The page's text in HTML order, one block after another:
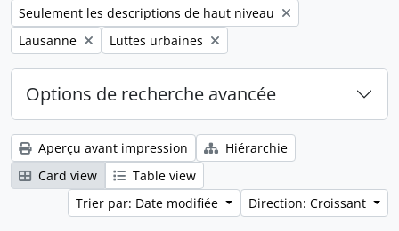
Remove filter:
Seulement les descriptions de haut niveau
Remove filter:
Lausanne Remove filter:
Luttes urbaines
Options de recherche avancée
Aperçu avant impression
Hiérarchie
Card view
Table view
Trier par: Date modifiée
Direction: Croissant